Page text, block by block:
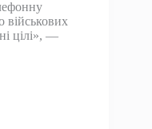
військових
цілі», —